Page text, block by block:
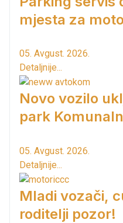
mjesta za
05. Avgust. 2026.
Detaljnije...
Novo vozilo
park
05. Avgust. 2026.
Detaljnije...
Mladi vozači,
roditelji pozor!